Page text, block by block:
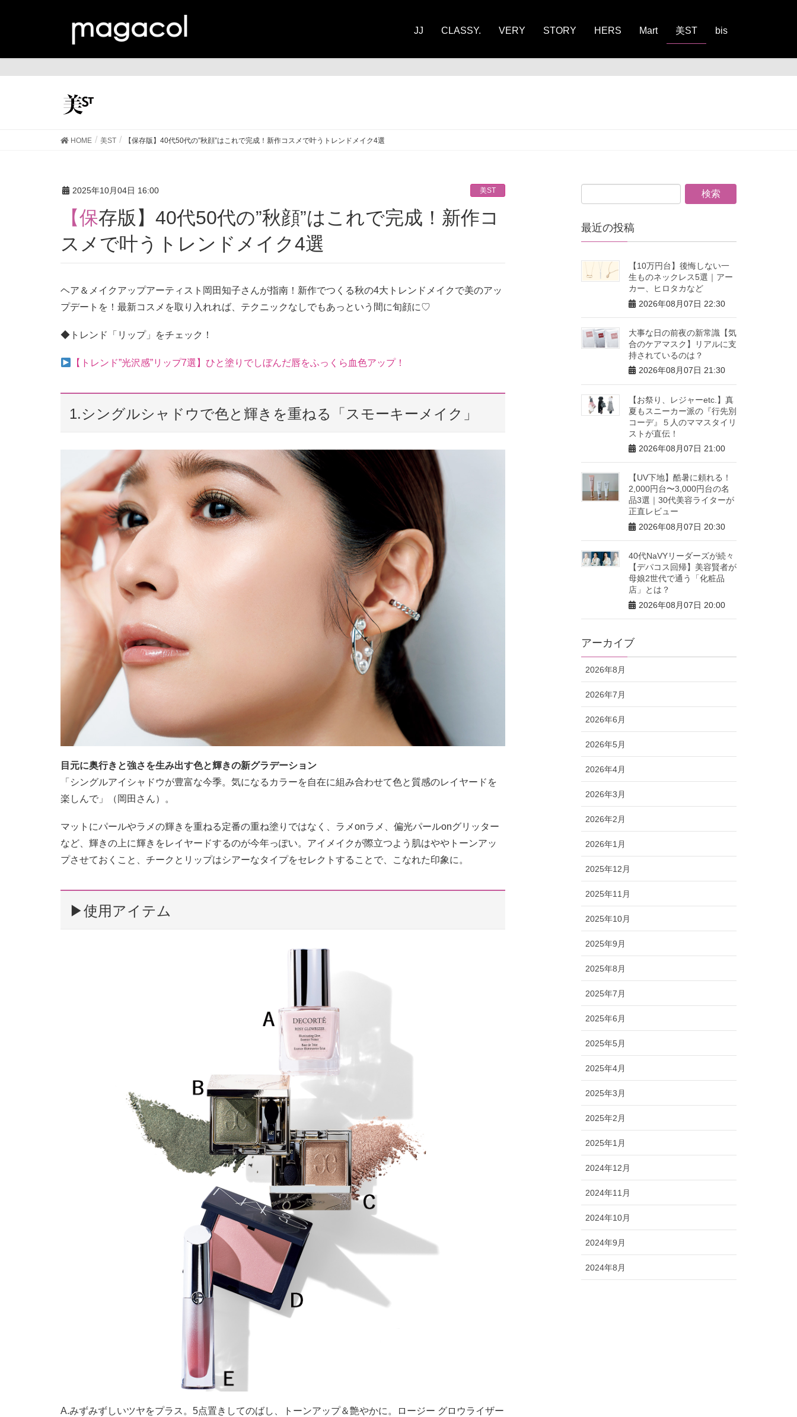
JJ CLASSY. VERY STORY HERS Mart 美ST bis
HOME 美ST 【保存版】40代50代の”秋顔”はこれで完成！新作コスメで叶うトレンドメイク4選
2025年10月04日 16:00 美ST
【保存版】40代50代の”秋顔”はこれで完成！新作コ
スメで叶うトレンドメイク4選
ヘア＆メイクアップアーティスト岡田知子さんが指南！新作でつくる秋の4大トレンドメイクで美のアッ
プデートを！最新コスメを取り入れれば、テクニックなしでもあっという間に旬顔に♡
◆トレンド「リップ」をチェック！
【トレンド”光沢感”リップ7選】ひと塗りでしぼんだ唇をふっくら血色アップ！
1.シングルシャドウで色と輝きを重ねる「スモーキーメイク」
目元に奥行きと強さを生み出す色と輝きの新グラデーション
「シングルアイシャドウが豊富な今季。気になるカラーを自在に組み合わせて色と質感のレイヤードを
楽しんで」（岡田さん）。
マットにパールやラメの輝きを重ねる定番の重ね塗りではなく、ラメonラメ、偏光パールonグリッター
など、輝きの上に輝きをレイヤードするのが今年っぽい。アイメイクが際立つよう肌はややトーンアッ
プさせておくこと、チークとリップはシアーなタイプをセレクトすることで、こなれた印象に。
▶︎使用アイテム
A.みずみずしいツヤをプラス。5点置きしてのばし、トーンアップ＆艶やかに。ロージー グロウライザー
最近の投稿
【10万円台】後悔しない一
生ものネックレス5選｜アー
カー、ヒロタカなど
2026年08月07日 22:30
大事な日の前夜の新常識【気
合のケアマスク】リアルに支
持されているのは？
2026年08月07日 21:30
【お祭り、レジャーetc.】真
夏もスニーカー派の『行先別
コーデ』５人のママスタイリ
ストが直伝！
2026年08月07日 21:00
【UV下地】酷暑に頼れる！
2,000円台〜3,000円台の名
品3選｜30代美容ライターが
正直レビュー
2026年08月07日 20:30
40代NaVYリーダーズが続々
【デパコス回帰】美容賢者が
母娘2世代で通う「化粧品
店」とは？
2026年08月07日 20:00
アーカイブ
2026年8月
2026年7月
2026年6月
2026年5月
2026年4月
2026年3月
2026年2月
2026年1月
2025年12月
2025年11月
2025年10月
2025年9月
2025年8月
2025年7月
2025年6月
2025年5月
2025年4月
2025年3月
2025年2月
2025年1月
2024年12月
2024年11月
2024年10月
2024年9月
2024年8月